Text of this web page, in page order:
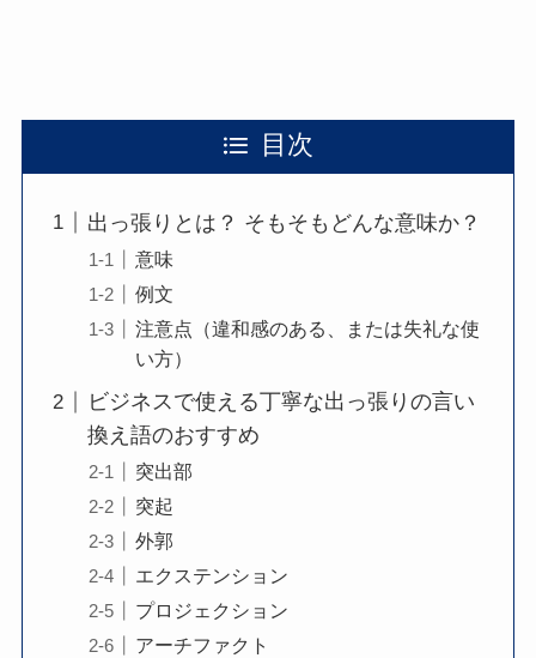
目次
出っ張りとは？ そもそもどんな意味か？
意味
例文
注意点（違和感のある、または失礼な使
い方）
ビジネスで使える丁寧な出っ張りの言い
換え語のおすすめ
突出部
突起
外郭
エクステンション
プロジェクション
アーチファクト